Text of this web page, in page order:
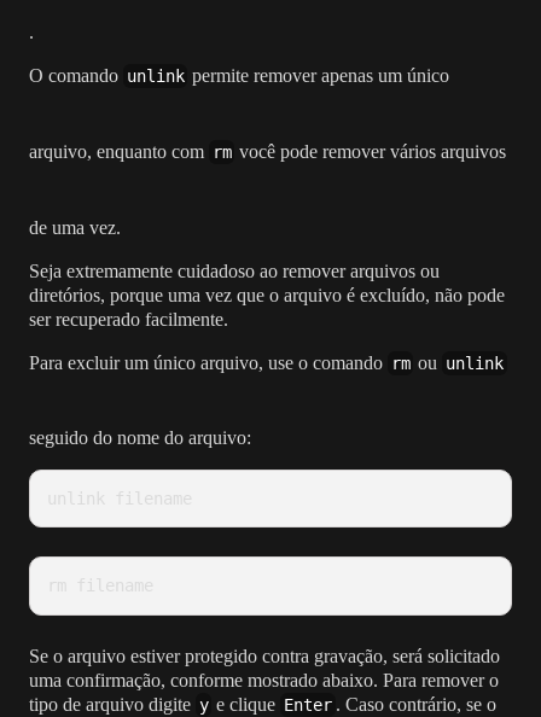
.
O comando unlink permite remover apenas um único
arquivo, enquanto com rm você pode remover vários arquivos
de uma vez.
Seja extremamente cuidadoso ao remover arquivos ou
diretórios, porque uma vez que o arquivo é excluído, não pode
ser recuperado facilmente.
Para excluir um único arquivo, use o comando rm ou unlink
seguido do nome do arquivo:
unlink filename
rm filename
Se o arquivo estiver protegido contra gravação, será solicitado
uma confirmação, conforme mostrado abaixo. Para remover o
tipo de arquivo digite y e clique Enter . Caso contrário, se o